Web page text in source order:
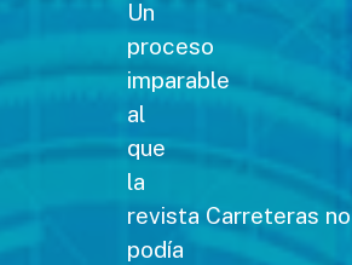
Un
proceso
imparable
al
que
la
revista Carreteras no
podía